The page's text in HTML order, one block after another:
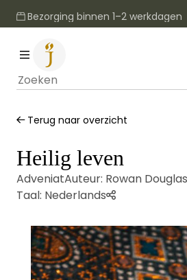
Bezorging binnen 1–2 werkdagen
Terug naar overzicht
Heilig leven
AdveniatAuteur: Rowan
Taal: Nederlands